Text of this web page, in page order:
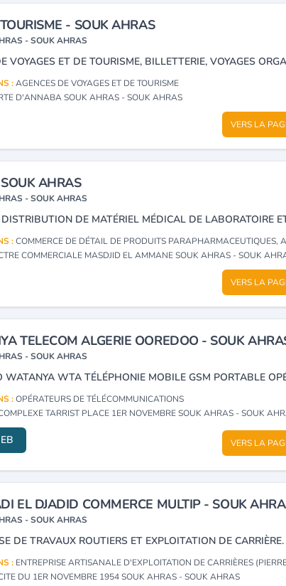
- SOUK AHRAS
- SOUK AHRAS
:AGENCES DE VOYAGES ET DE TOURISME
D'ANNABA SOUK AHRAS - SOUK AHRAS
VERS LA
AHRAS
- SOUK AHRAS
:COMMERCE DE DÉTAIL DE PRODUITS PARAPHARMACEUTIQUES, APPAREILS, MATÉRIELS ET INSTRUMENTS MÉDICO-CHIRURGICAUX, LEURS ACCESSOIRES, PIÈCES DÉTACHÉES ET
COMMERCIALE MASDJID EL AMMANE SOUK AHRAS - SOUK
VERS LA
TELECOM ALGERIE OOREDOO - SOUK
- SOUK AHRAS
:OPÉRATEURS DE TÉLÉCOMMUNICATIONS
TARRIST PLACE 1ER NOVEMBRE SOUK AHRAS - SOUK
VERS LA
EL DJADID COMMERCE MULTIP - SOUK
- SOUK AHRAS
DE TRAVAUX ROUTIERS ET EXPLOITATION DE CARRIÈRE.
: ENTREPRISE ARTISANALE D'EXPLOITATION DE CARRIÈRES (PIERRES, GYPSE, PIERRE À
DU 1ER NOVEMBRE 1954 SOUK AHRAS - SOUK AHRAS